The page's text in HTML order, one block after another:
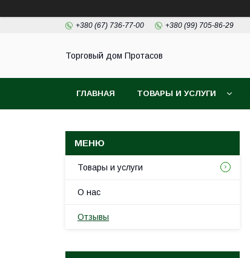
+380 (67) 736-77-00 +380 (99) 705-86-29
Торговый дом Протасов
ГЛАВНАЯ ТОВАРЫ И УСЛУГИ
Товары и услуги
О нас
Отзывы